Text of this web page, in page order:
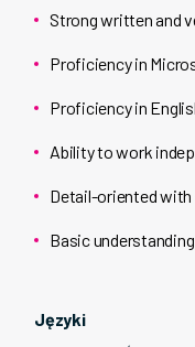
Strong written and
Proficiency in
Proficiency in
Ability to work
Detail-oriented
Basic
Języki